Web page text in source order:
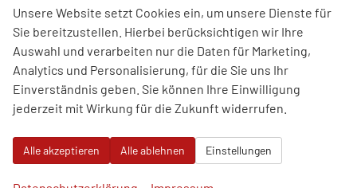
Sonstiges
7-Gang-Automatikgetriebe
Ambiente-Beleuchtungspaket
Audi connect Notruf & Service
MMI Radio plus mit MMI touch
Audi Phone Box light
Audi pre sense front
Audi virtuelles Cockpit
Unsere Website setzt Cookies ein, um unsere Dienste für
Sie bereitzustellen. Hierbei berücksichtigen wir Ihre
Auswahl und verarbeiten nur die Daten für Marketing,
Analytics und Personalisierung, für die Sie uns Ihr
Einverständnis geben. Sie können Ihre Einwilligung
jederzeit mit Wirkung für die Zukunft widerrufen.
Alle akzeptieren Alle ablehnen Einstellungen